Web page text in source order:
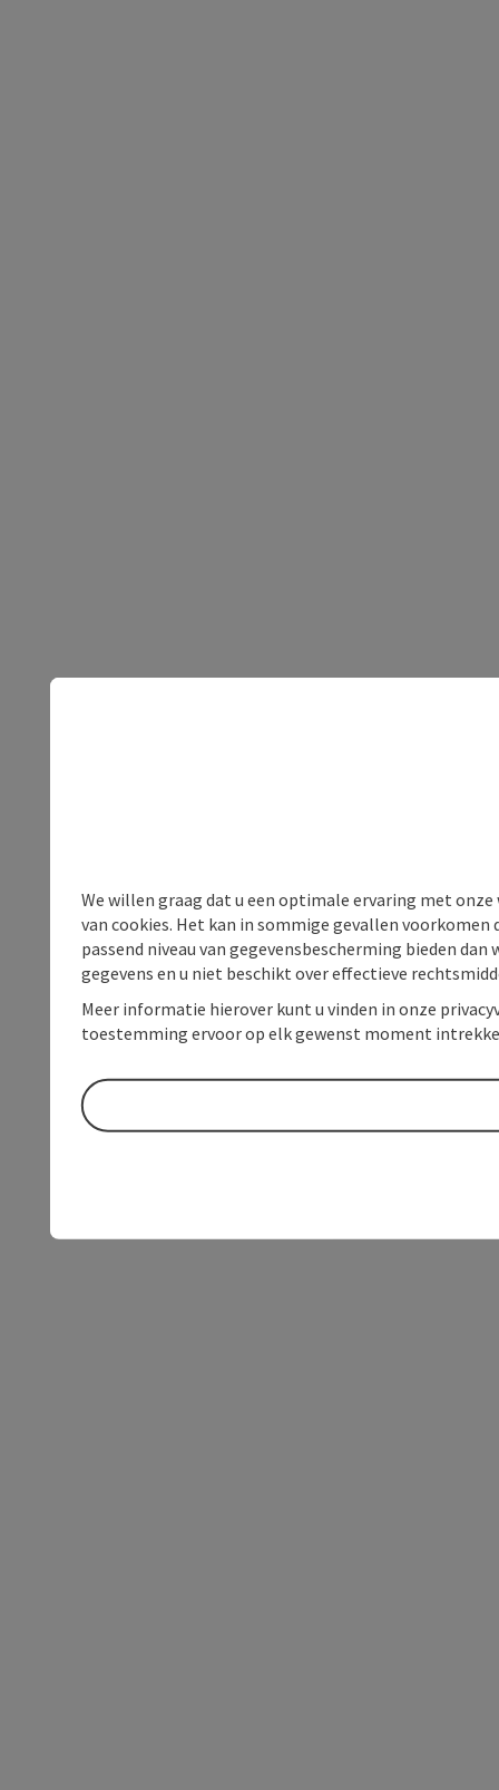
We willen graag dat u een optimale ervaring met
van cookies. Het kan in sommige gevallen voorkomen
passend niveau van gegevensbescherming bieden
gegevens en u niet beschikt over effectieve
Meer informatie hierover kunt u vinden in onze
toestemming ervoor op elk gewenst moment